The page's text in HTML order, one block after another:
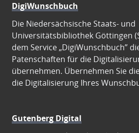
DigiWunschbuch
Die Niedersächsische Staats- und
Universitätsbibliothek Göttingen
dem Service „DigiWunschbuch”
Patenschaften für die
übernehmen. Übernehmen Sie
die Digitalisierung Ihres
Gutenberg Digital